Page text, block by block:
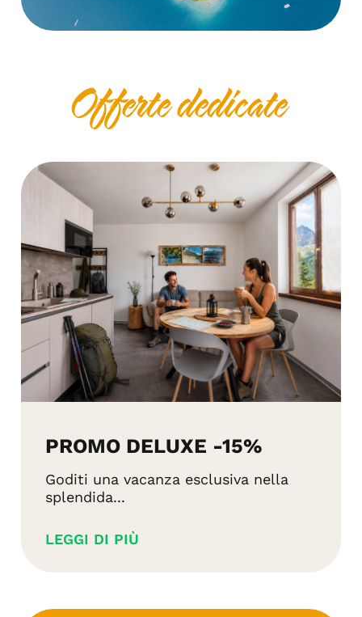
Offerte dedicate
PROMO DELUXE -15%
Goditi una vacanza esclusiva nella
splendida...
LEGGI DI PIÙ